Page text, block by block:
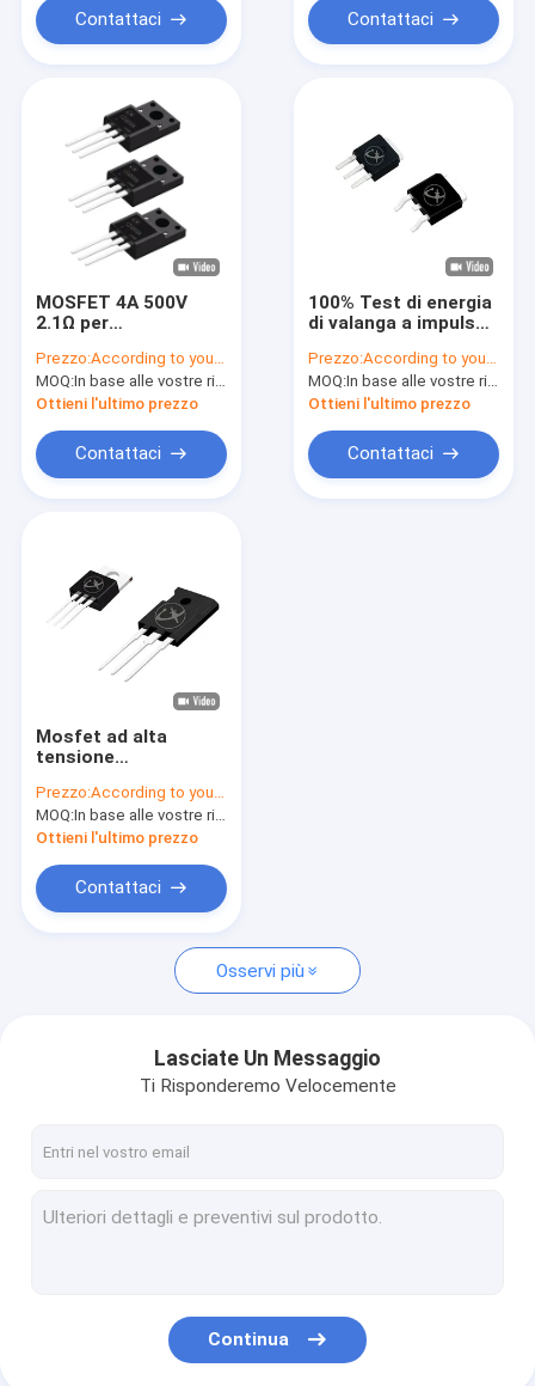
Contattaci
Casi
Invertitore IGBT
IGBT ad alta potenza
MOSFET di alto potere
MOSFET a super giunzione
MOSFET a bassa tensione
Diodi di recupero rapido
Basso VF Schottky
Semiconduttore ad alta potenza
MOSFET al carburo di silicio
SBD di carburo di silicio
Contattaci Contattaci
MOSFET 4A 500V
2.1Ω per
standby
Prezzo:According to your order requirement
MOQ:In base alle vostre richieste di ordine
Ottieni l'ultimo prezzo
Contattaci
100% Test di energia
di valanga a impulso
alta potenza per
l'alimentazione UPS
Prezzo:According to your order requirement
MOQ:In base alle vostre richieste di ordine
Ottieni l'ultimo prezzo
Contattaci
Mosfet ad alta
tensione
commutazione di
stadi PWM di
commutazione
Prezzo:According to your order requirement
MOQ:In base alle vostre richieste di ordine
Ottieni l'ultimo prezzo
Contattaci
Osservi più
Lasciate Un Messaggio
Ti Risponderemo Velocemente
Continua